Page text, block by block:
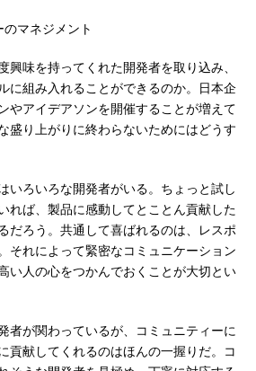
マネジメント
味を持ってくれた開発者を取り込み、
に組み入れることができるのか。日本企
やアイデアソンを開催することが増えて
盛り上がりに終わらないためにはどうす
いろいろな開発者がいる。ちょっと試し
れば、製品に感動してとことん貢献した
だろう。共通して喜ばれるのは、レスポ
それによって緊密なコミュニケーション
い人の心をつかんでおくことが大切とい
者が関わっているが、コミュニティーに
貢献してくれるのはほんの一握りだ。コ